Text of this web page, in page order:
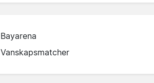
Bayarena
Vanskapsmatcher